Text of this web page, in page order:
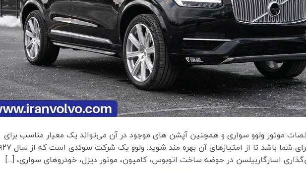
موتور ولوو سواری و همچنین آپشن های موجود در آن می‌تواند یک معیار مناسب برای
اسارگاربیلسن در حوضه ساخت اتوبوس، کامیون، موتور دیزل، خودروهای سواری، […]